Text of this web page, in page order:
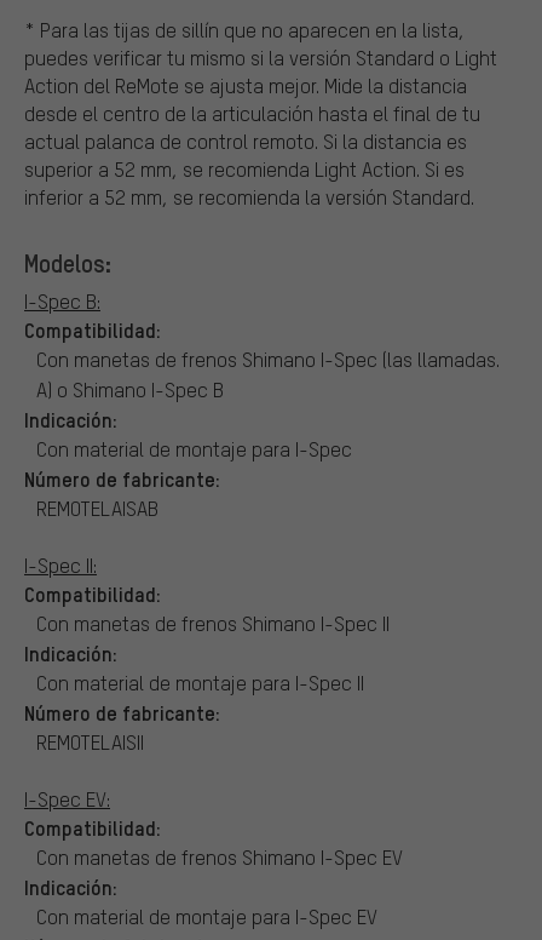
* Para las tijas de sillín que no aparecen en la lista,
puedes verificar tu mismo si la versión Standard o Light
Action del ReMote se ajusta mejor. Mide la distancia
desde el centro de la articulación hasta el final de tu
actual palanca de control remoto. Si la distancia es
superior a 52 mm, se recomienda Light Action. Si es
inferior a 52 mm, se recomienda la versión Standard.
Modelos:
I-Spec B:
Compatibilidad:
Con manetas de frenos Shimano I-Spec (las llamadas.
A) o Shimano I-Spec B
Indicación:
Con material de montaje para I-Spec
Número de fabricante:
REMOTELAISAB
I-Spec II:
Compatibilidad:
Con manetas de frenos Shimano I-Spec II
Indicación:
Con material de montaje para I-Spec II
Número de fabricante:
REMOTELAISII
I-Spec EV:
Compatibilidad:
Con manetas de frenos Shimano I-Spec EV
Indicación:
Con material de montaje para I-Spec EV